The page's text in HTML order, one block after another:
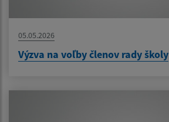
05.05.2026
Výzva na voľby členov rady školy